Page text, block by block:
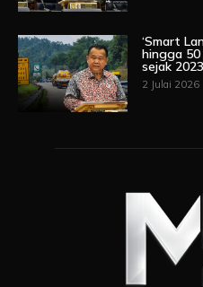
‘Smart
hingga
sejak 2023
2 Julai 2026